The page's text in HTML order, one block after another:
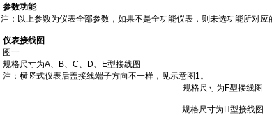
参数功能
注：以上参数为仪表全部参数，如果不是全功能仪表，则未选功能所对应
仪表接线图
图一
规格尺寸为A、B、C、D、E型接线图
注：横竖式仪表后盖接线端子方向不一样，见示意图1。
规格尺寸为F型接线图
规格尺寸为H型接线图